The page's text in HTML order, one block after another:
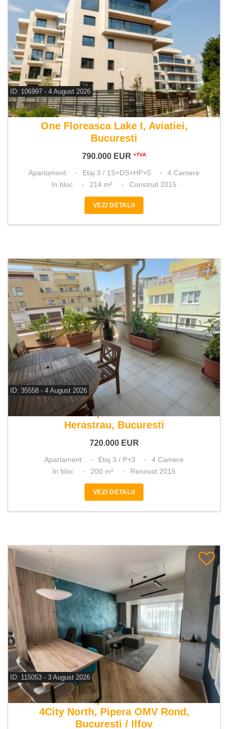
ID: 106997 - 4 August 2026
De vanzare apartament 4 camere
One Floreasca Lake I, Aviatiei,
Bucuresti
790.000 EUR +TVA
Apartament Etaj 3 / 1S+DS+HP+5
4 Camere
In bloc
214 m² Construit 2015
VEZI DETALII
ID: 35558 - 4 August 2026
De vanzare apartament 4 camere
Herastrau, Bucuresti
720.000 EUR
Apartament Etaj 3 / P+3
4 Camere
In bloc
200 m² Renovat 2015
VEZI DETALII
ID: 115053 - 3 August 2026
De vanzare apartament 3 camere
4City North, Pipera OMV Rond,
Bucuresti / Ilfov